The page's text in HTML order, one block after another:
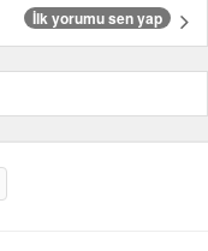
İlk yorumu sen yap